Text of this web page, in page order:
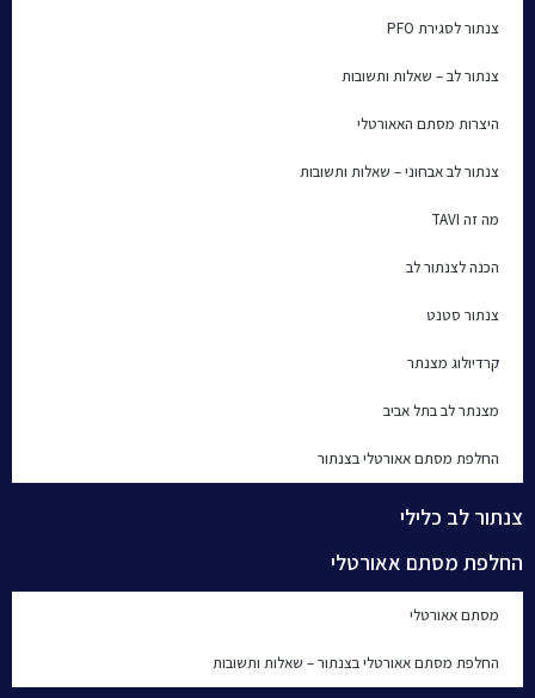
צנתור לסגירת PFO
צנתור לב – שאלות ותשובות
היצרות מסתם האאורטלי
צנתור לב אבחוני – שאלות ותשובות
מה זה TAVI
הכנה לצנתור לב
צנתור סטנט
קרדיולוג מצנתר
מצנתר לב בתל אביב
החלפת מסתם אאורטלי בצנתור
צנתור לב כלילי
החלפת מסתם אאורטלי
מסתם אאורטלי
החלפת מסתם אאורטלי בצנתור – שאלות ותשובות